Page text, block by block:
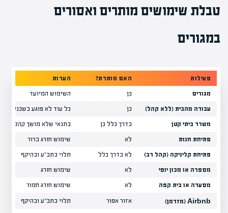
טבלת שימושים מותרים ואסורים
במגורים
פעילות האם מותרת? הערות
מגורים כן השימוש המיועד
עבודה מהבית (ללא קהל) כן כל עוד לא פוגע בשכנים
משרד ביתי קטן בדרך כלל כן בתנאי שלא מושך קהל רב
פתיחת חנות לא שימוש חורג ברור
פתיחת קליניקה (קהל רב) לא בדרך כלל תלוי בתב"ע ובהיקף
מספרה או מכון יופי לא שימוש חורג
מסעדה או בית קפה לא שימוש חורג חמור
Airbnb (מזדמן) אזור אפור תלוי בתב"ע ובהיקף